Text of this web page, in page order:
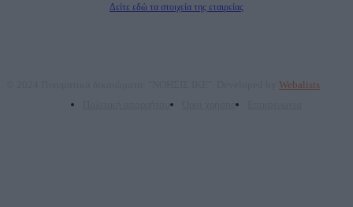
Δείτε εδώ τα στοιχεία της εταιρείας
Webalists